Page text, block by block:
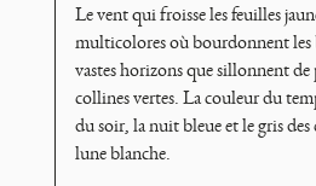
Le vent qui froisse les feuilles
multicolores où bourdonnent les
vastes horizons que sillonnent
collines vertes. La couleur du
du soir, la nuit bleue et le gris des
lune blanche.